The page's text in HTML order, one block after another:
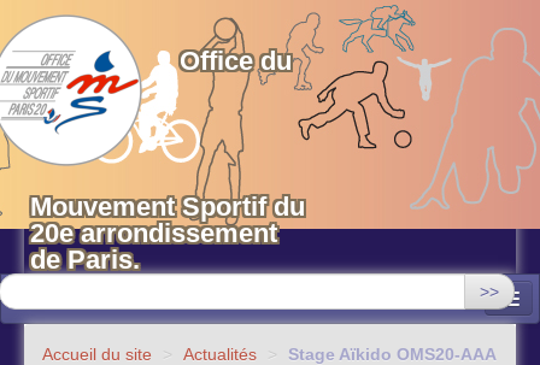
OMS 20 Paris
Office du
Mouvement Sportif du
20e arrondissement
de Paris.
>>
Accueil du site > Actualités > Stage Aïkido OMS20-AAA